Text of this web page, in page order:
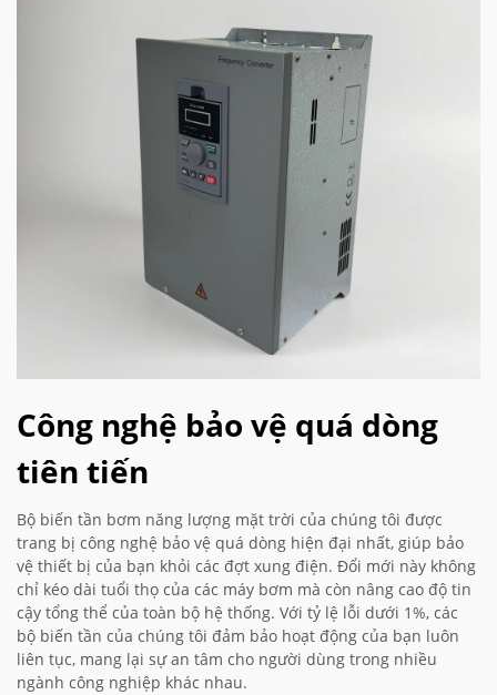
Công nghệ bảo vệ quá dòng
tiên tiến
Bộ biến tần bơm năng lượng mặt trời của chúng tôi được
trang bị công nghệ bảo vệ quá dòng hiện đại nhất, giúp bảo
vệ thiết bị của bạn khỏi các đợt xung điện. Đổi mới này không
chỉ kéo dài tuổi thọ của các máy bơm mà còn nâng cao độ tin
cậy tổng thể của toàn bộ hệ thống. Với tỷ lệ lỗi dưới 1%, các
bộ biến tần của chúng tôi đảm bảo hoạt động của bạn luôn
liên tục, mang lại sự an tâm cho người dùng trong nhiều
ngành công nghiệp khác nhau.